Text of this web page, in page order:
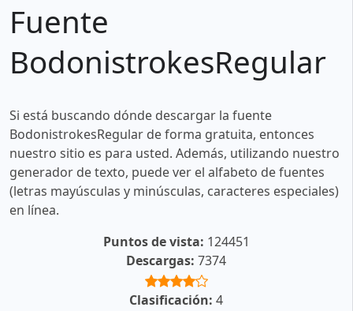
Fuente
BodonistrokesRegular
Si está buscando dónde descargar la fuente
BodonistrokesRegular de forma gratuita, entonces
nuestro sitio es para usted. Además, utilizando nuestro
generador de texto, puede ver el alfabeto de fuentes
(letras mayúsculas y minúsculas, caracteres especiales)
en línea.
Puntos de vista: 124451
Descargas: 7374
Clasificación: 4